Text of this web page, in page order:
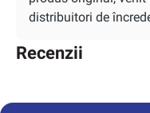
distribuitori de
Recenzii